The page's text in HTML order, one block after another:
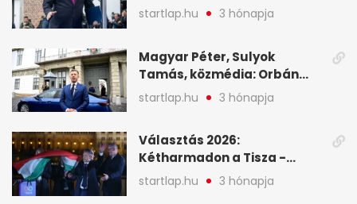
startlap.hu 3 hónapja
Magyar Péter, Sulyok
Tamás, közmédia: Orbán
Viktor április 13. óta hallgat,
közben pörögnek az
startlap.hu 3 hónapja
Választás 2026:
Kétharmadon a Tisza -
mutatjuk, hogyan alakulnak
a mandátumok
startlap.hu 3 hónapja